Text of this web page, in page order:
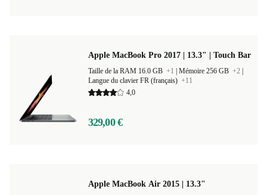
Apple MacBook Pro 2017 | 13.3" | Touch Bar
Taille de la RAM 16.0 GB +1 Mémoire 256 GB +2
Langue du clavier FR (français) +11
4,0
329,00 €
Apple MacBook Air 2015 | 13.3"